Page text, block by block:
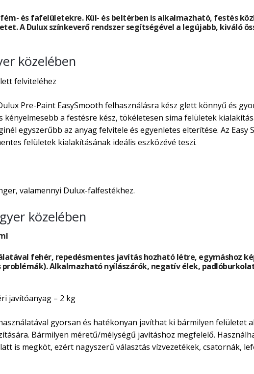
és fafelületekre. Kül- és beltérben is alkalmazható, festés
A Dulux színkeverő rendszer segítségével a legújabb, kiváló
közelében
felviteléhez
Pre-Paint EasySmooth felhasználásra kész glett könnyű és
a festésre kész, tökéletesen sima felületek
egyszerűbb az anyag felvitele és egyenletes elterítése. Az
felületek kialakításának ideális eszközévé teszi.
valamennyi Dulux-falfestékhez.
közelében
fehér, repedésmentes javítás hozható létre, egymáshoz
Alkalmazható nyílászárók, negatív élek,
javítóanyag – 2 kg
gyorsan és hatékonyan javíthat ki bármilyen felületet
Bármilyen méretű/mélységű javításhoz megfelelő.
is megköt, ezért nagyszerű választás vízvezetékek, csatornák,